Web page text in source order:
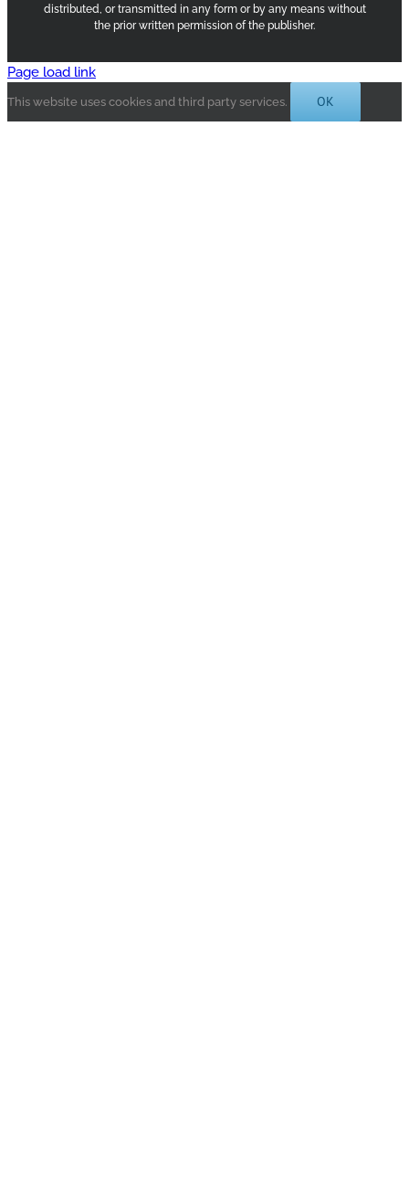
distributed, or transmitted in any form or by any means without
the prior written permission of the publisher.
Page load link
This website uses cookies and third party services. OK